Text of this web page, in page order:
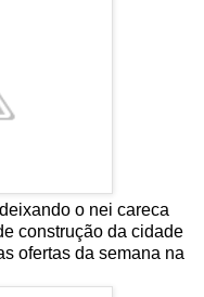
o nei careca
construção da cidade
ofertas da semana na